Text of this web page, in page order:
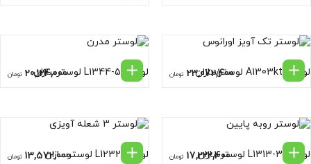
لوستر A1303kt لوسترسازان 23,072,400 تومان لوستر L1344-5 لوسترسازان 20,124,000 تومان
لوستر L1313-3 لوسترسازان 17,222,400 تومان لوستر L1232 لوسترسازان 13,572,000 تومان